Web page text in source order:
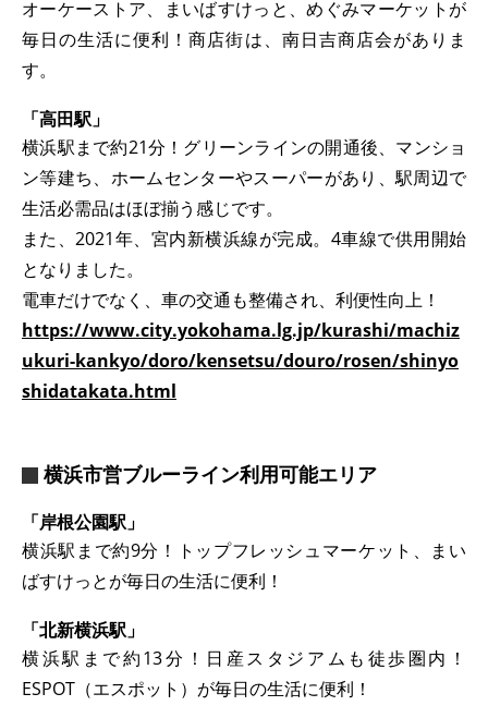
オーケーストア、まいばすけっと、めぐみマーケットが
毎日の生活に便利！商店街は、南日吉商店会がありま
す。
「高田駅」
横浜駅まで約21分！グリーンラインの開通後、マンショ
ン等建ち、ホームセンターやスーパーがあり、駅周辺で
生活必需品はほぼ揃う感じです。
また、2021年、宮内新横浜線が完成。4車線で供用開始
となりました。
電車だけでなく、車の交通も整備され、利便性向上！
https://www.city.yokohama.lg.jp/kurashi/machiz
ukuri-kankyo/doro/kensetsu/douro/rosen/shinyo
shidatakata.html
横浜市営ブルーライン利用可能エリア
「岸根公園駅」
横浜駅まで約9分！トップフレッシュマーケット、まい
ばすけっとが毎日の生活に便利！
「北新横浜駅」
横浜駅まで約13分！日産スタジアムも徒歩圏内！
ESPOT（エスポット）が毎日の生活に便利！